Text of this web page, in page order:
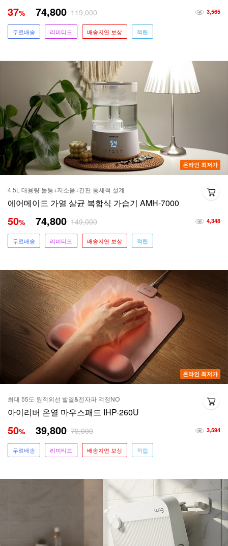
3,565
37% 74,800 119,000
무료배송 리미티드 배송지연 보상 적립
온라인 최저가
4.5L 대용량 물통+저소음+간편 통세척 설계
에어메이드 가열 살균 복합식 가습기 AMH-7000
4,348
50% 74,800 149,000
무료배송 리미티드 배송지연 보상 적립
온라인 최저가
최대 55도 원적외선 발열&전자파 걱정NO
아이리버 온열 마우스패드 IHP-260U
3,594
50% 39,800 79,000
무료배송 리미티드 배송지연 보상 적립